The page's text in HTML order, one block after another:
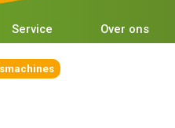
Service Over ons